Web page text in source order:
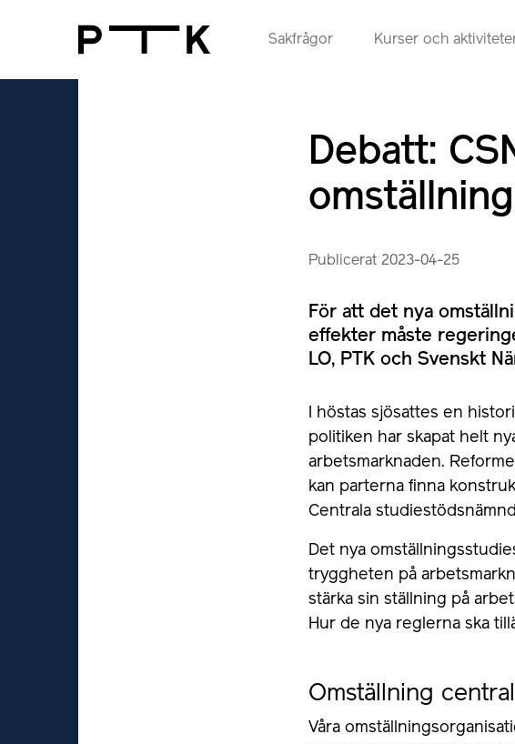
Sakfrågor Kurser och
Debatt:
omställning
Publicerat 2023-04-25
För att det nya
effekter måste
LO, PTK och Svenskt
I höstas sjösattes en
politiken har skapat helt
arbetsmarknaden.
kan parterna finna
Centrala
Det nya
tryggheten på
stärka sin ställning på
Hur de nya reglerna ska
Omställning central
Våra